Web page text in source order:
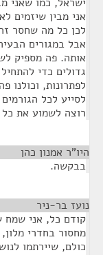
אני מבין שיזמים
לכן כל מה שחסר
אבל במגורים
אותה. פה מספיק
גדולים כדי
לפתרונות, וכולנו
לסייע לכל
רוצה לשמוע את כל
היו"ר אמנון כהן
בבקשה.
נועז בר-ניר
קודם כל, אני שמח
מחסור בחדרי
כולם, שיירתמו